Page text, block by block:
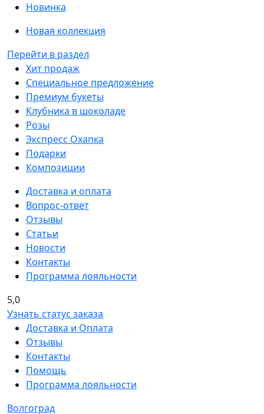
Новинка
Новая коллекция
Перейти в раздел
Хит продаж
Специальное предложение
Премиум букеты
Клубника в шоколаде
Розы
Экспресс Охапка
Подарки
Композиции
Доставка и оплата
Вопрос-ответ
Отзывы
Статьи
Новости
Контакты
Программа лояльности
5,0
Узнать статус заказа
Доставка и Оплата
Отзывы
Контакты
Помощь
Программа лояльности
Волгоград